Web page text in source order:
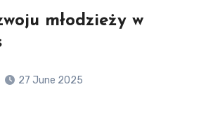
młodzieży w
27 June 2025